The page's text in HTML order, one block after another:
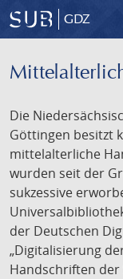
GDZ
Die
Göttingen besitzt
mittelalterliche
wurden seit der
sukzessive
der Deutschen
„Digitalisierung
Handschriften der